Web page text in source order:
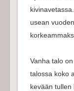
usean
Vanha talo
talossa koko
kevään tullen